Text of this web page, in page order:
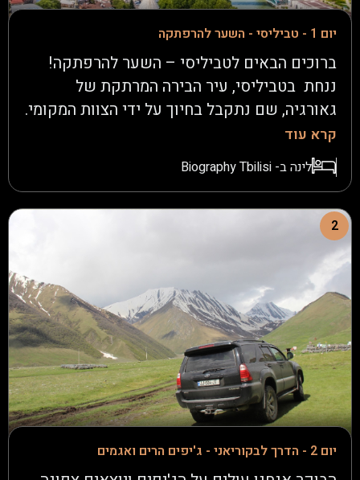
יום 1 - טביליסי - השער להרפתקה
ברוכים הבאים לטביליסי – השער להרפתקה!
ננחת בטביליסי, עיר הבירה המרתקת של
גאורגיה, שם נתקבל בחיוך על ידי הצוות המקומי.
נתמקם במלון שלנו וננוח לקראת המסע המרגש
שמצפה לנו.לעת ערב נצא לשיטוט קליל בעיר
ליהנות מהאווירה הקסומה של טביליסי בלילה.
קרא עוד
לינה ב- Biography Tbilisi
2
יום 2 - הדרך לבקוריאני - ג'יפים הרים ואגמים